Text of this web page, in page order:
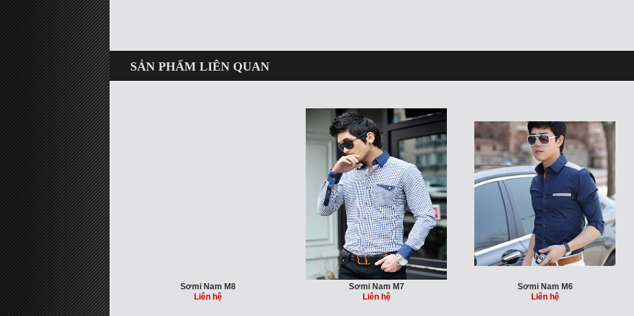
SẢN PHẨM LIÊN QUAN
Sơmi Nam M8
Liên hệ
Sơmi Nam M7
Liên hệ
Sơmi Nam M6
Liên hệ